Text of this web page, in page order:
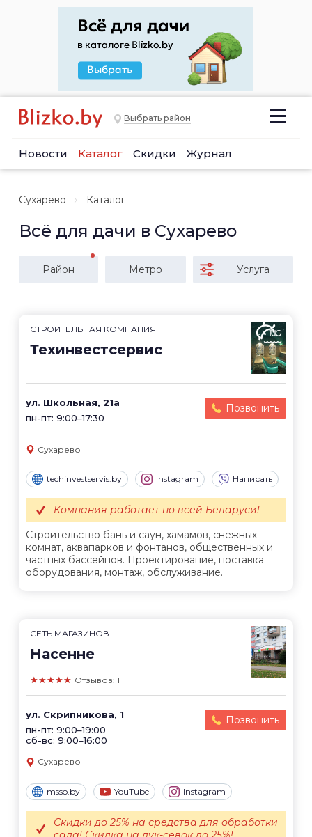
Выбрать район
Новости Каталог Скидки Журнал
Сухарево Каталог
Всё для дачи в Сухарево
Район Метро Услуга
СТРОИТЕЛЬНАЯ КОМПАНИЯ
Техинвестсервис
ул. Школьная, 21а
пн-пт: 9:00–17:30
Позвонить
Сухарево
techinvestservis.by Instagram Написать
Строительство бань и саун, хамамов, снежных
комнат, аквапарков и фонтанов, общественных и
частных бассейнов. Проектирование, поставка
оборудования, монтаж, обслуживание.
Компания работает по всей Беларуси!
СЕТЬ МАГАЗИНОВ
Насенне
★★★★★ Отзывов: 1
ул. Скрипникова, 1
пн-пт: 9:00–19:00
сб-вс: 9:00–16:00
Позвонить
Сухарево
msso.by YouTube Instagram
Скидки до 25% на средства для обработки